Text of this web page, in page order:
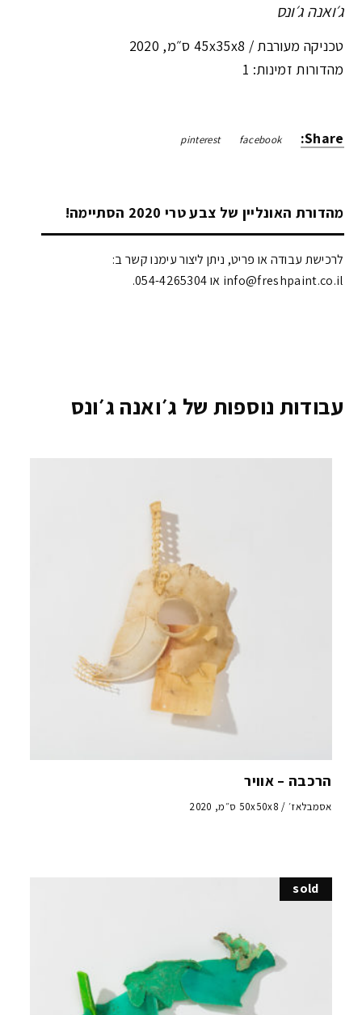
ג׳ואנה ג׳ונס
טכניקה מעורבת / 45x35x8 ס״מ ,
מהדורות זמינות: 1
Share:
facebook
pinterest
מהדורת האונליין של צבע טרי 2020 הסתיימה!
לרכישת עבודה או פריט, ניתן ליצור עימנו קשר ב:
info@freshpaint.co.il‏ או 054-4265304.
עבודות נוספות של ג׳ואנה ג׳ונס
הרכבה – אוויר
אסמבלאז׳ / 50x50x8 ס״מ, 2020
sold